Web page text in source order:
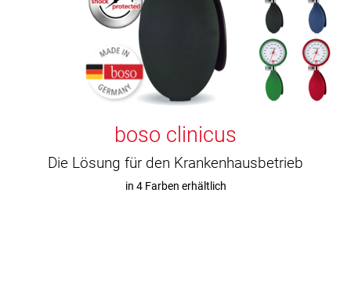
boso clinicus
Die Lösung für den Krankenhausbetrieb
in 4 Farben erhältlich